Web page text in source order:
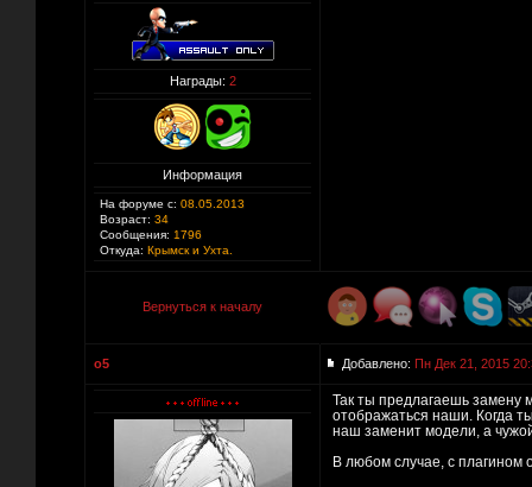
Награды: 2
Информация
На форуме с: 08.05.2013
Возраст: 34
Сообщения: 1796
Откуда: Крымск и Ухта.
Вернуться к началу
o5 Добавлено: Пн Дек 21, 2015
Так ты предлагаешь замену
отображаться наши. Когда
наш заменит модели, а
В любом случае, с плагином